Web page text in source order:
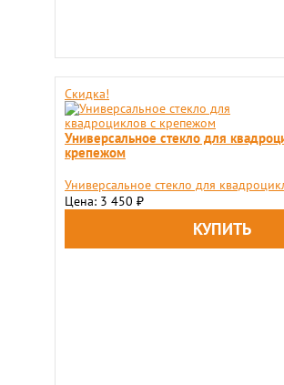
Скидка!
Универсальное стекло для
крепежом
Универсальное стекло для
Цена: 3 450 ₽